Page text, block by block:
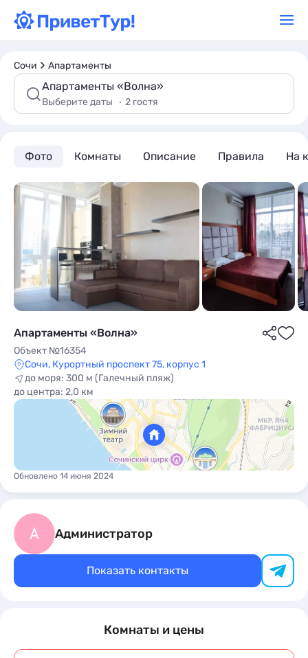
Сочи Апартаменты
Апартаменты «Волна»
Выберите даты 2 гостя
Фото Комнаты Описание Правила На
Апартаменты «Волна»
Объект №16354
Сочи, Курортный проспект 75, корпус 1
до моря: 300 м (Галечный пляж)
до центра: 2,0 км
Обновлено 14 июня 2024
А Администратор
Показать контакты
Комнаты и цены